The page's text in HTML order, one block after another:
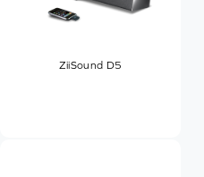
ZiiSound D5